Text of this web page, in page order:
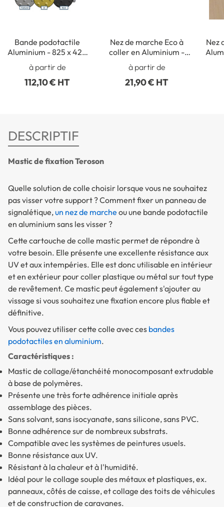
Bande podotactile
Aluminium - 825 x 420
mm - Intérieur
à partir de
112,10 € HT
Nez de marche Eco à
coller en Aluminium -
Intérieur/Extérieur -
Longueur 2 mètres
à partir de
21,90 € HT
Nez
DESCRIPTIF
Mastic de fixation Teroson
Quelle solution de colle choisir lorsque vous ne souhaitez
pas visser votre support ?Comment fixer un panneau de
signalétique,un nez de marche ou une bande podotactile
en aluminium sans les visser ?
Cette cartouche de colle mastic permet de répondre à
votre besoin. Elle présente une excellente résistance aux
UV et aux intempéries. Elle est donc utilisable en intérieur
et en extérieur pour coller plastique ou métal sur tout type
de revêtement. Ce mastic peut également s'ajouter au
vissage si vous souhaitez une fixation encore plus fiable et
définitive.
Vous pouvez utiliser cette colle avec ces bandes
podotactiles en aluminium.
Caractéristiques :
Mastic de collage/étanchéité monocomposant extrudable
à base de polymères.
Présente une très forte adhérence initiale après
assemblage des pièces.
Sans solvant, sans isocyanate, sans silicone, sans PVC.
Bonne adhérence sur de nombreux substrats.
Compatible avec les systèmes de peintures usuels.
Bonne résistance aux UV.
Résistant à la chaleur et à l'humidité.
Idéal pour le collage souple des métaux et plastiques, ex.
panneaux, côtés de caisse, et collage des toits de véhicules
et de construction de caravanes.